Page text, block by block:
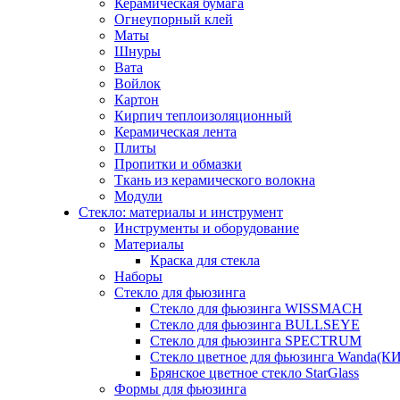
Керамическая бумага
Огнеупорный клей
Маты
Шнуры
Вата
Войлок
Картон
Кирпич теплоизоляционный
Керамическая лента
Плиты
Пропитки и обмазки
Ткань из керамического волокна
Модули
Стекло: материалы и инструмент
Инструменты и оборудование
Материалы
Краска для стекла
Наборы
Стекло для фьюзинга
Стекло для фьюзинга WISSMACH
Стекло для фьюзинга BULLSEYE
Стекло для фьюзинга SPECTRUM
Стекло цветное для фьюзинга
Брянское цветное стекло StarGlass
Формы для фьюзинга